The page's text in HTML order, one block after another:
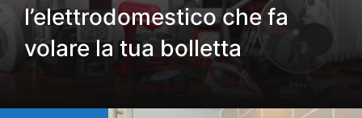
l’elettrodomestico che fa
volare la tua bolletta